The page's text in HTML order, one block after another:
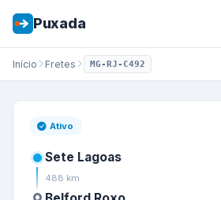
Puxada
Início Fretes MG-RJ-C492
Frete de
Ativo
Sete Lagoas
488 km